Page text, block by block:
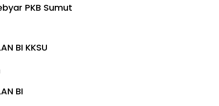
PKB Sumut
BI KKSU
BI